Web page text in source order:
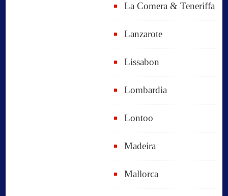
La Comera & Teneriffa
Lanzarote
Lissabon
Lombardia
Lontoo
Madeira
Mallorca